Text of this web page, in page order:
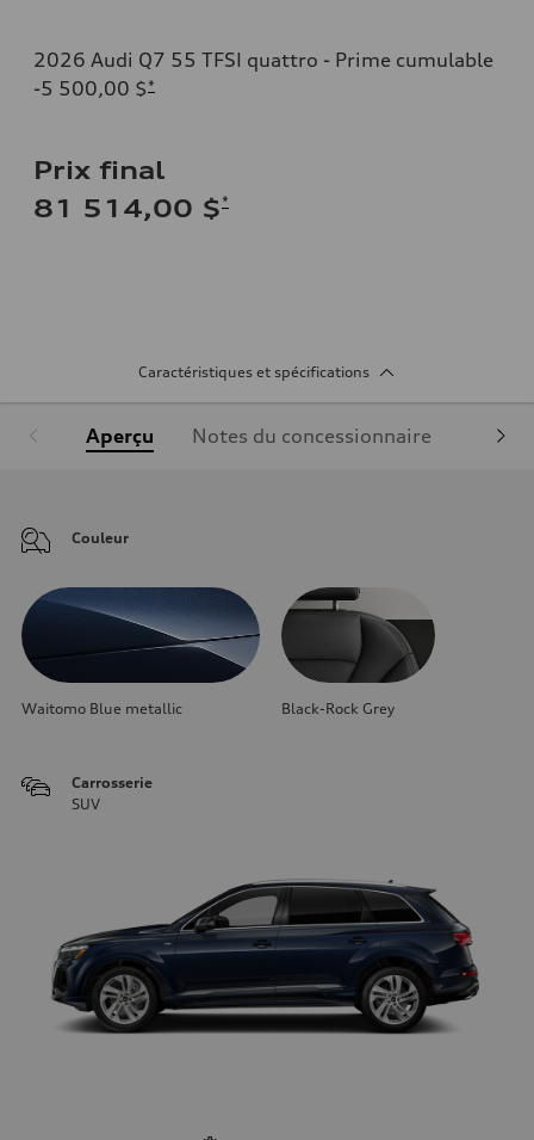
2026 Audi Q7 55 TFSI quattro - Prime cumulable
-5 500,00 $*
Prix final
81 514,00 $*
Caractéristiques et spécifications
Aperçu Notes du concessionnaire
Couleur
Waitomo Blue metallic Black-Rock Grey
Carrosserie
SUV